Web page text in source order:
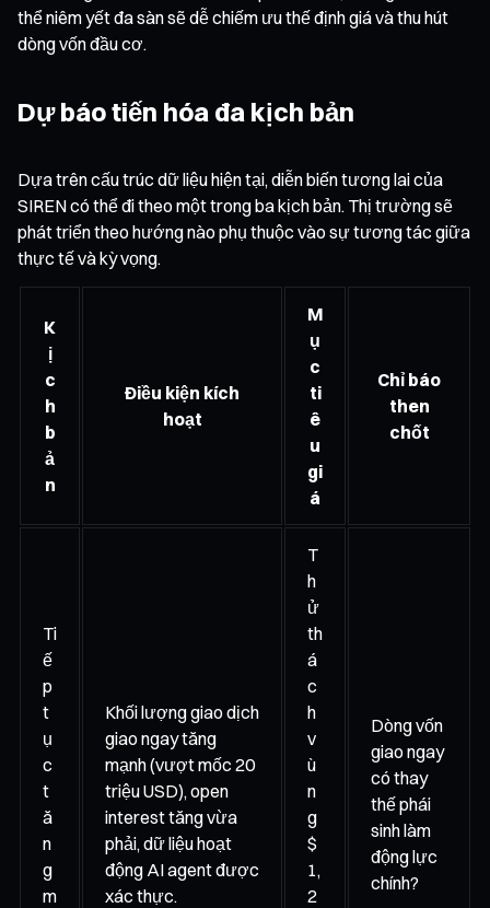
thể niêm yết đa sàn sẽ dễ chiếm ưu thế định giá và thu hút
dòng vốn đầu cơ.
Dự báo tiến hóa đa kịch bản
Dựa trên cấu trúc dữ liệu hiện tại, diễn biến tương lai của
SIREN có thể đi theo một trong ba kịch bản. Thị trường sẽ
phát triển theo hướng nào phụ thuộc vào sự tương tác giữa
thực tế và kỳ vọng.
K
ị
c
h
b
ả
n
Điều kiện kích
hoạt
M
ụ
c
ti
ê
u
gi
á
Chỉ báo
then
chốt
Ti
ế
p
t
ụ
c
t
ă
n
g
m
Khối lượng giao dịch
giao ngay tăng
mạnh (vượt mốc 20
triệu USD), open
interest tăng vừa
phải, dữ liệu hoạt
động AI agent được
xác thực.
T
h
ử
th
á
c
h
v
ù
n
g
$
1,
2
Dòng vốn
giao ngay
có thay
thế phái
sinh làm
động lực
chính?